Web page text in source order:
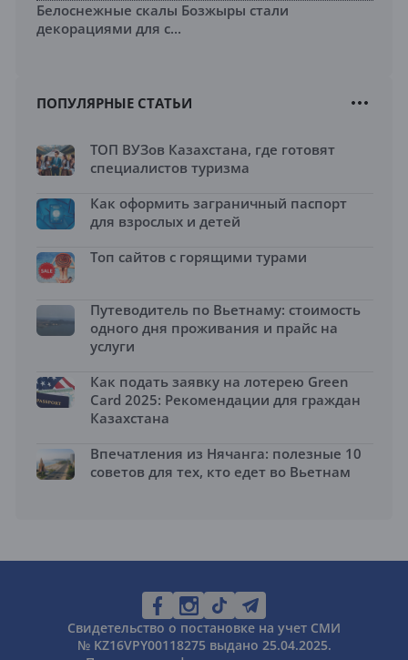
Белоснежные скалы Бозжыры стали
декорациями для с...
ПОПУЛЯРНЫЕ СТАТЬИ
ТОП ВУЗов Казахстана, где готовят
специалистов туризма
Как оформить заграничный паспорт
для взрослых и детей
Топ сайтов с горящими турами
Путеводитель по Вьетнаму: стоимость
одного дня проживания и прайс на
услуги
Как подать заявку на лотерею Green
Card 2025: Рекомендации для граждан
Казахстана
Впечатления из Нячанга: полезные 10
советов для тех, кто едет во Вьетнам
Свидетельство о постановке на учет СМИ
№ KZ16VPY00118275 выдано 25.04.2025.